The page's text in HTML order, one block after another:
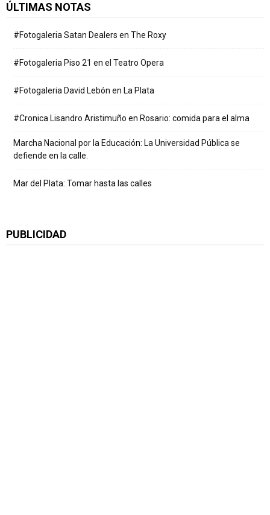
ÚLTIMAS NOTAS
#Fotogaleria Satan Dealers en The Roxy
#Fotogaleria Piso 21 en el Teatro Opera
#Fotogaleria David Lebón en La Plata
#Cronica Lisandro Aristimuño en Rosario: comida para el alma
Marcha Nacional por la Educación: La Universidad Pública se
defiende en la calle.
Mar del Plata: Tomar hasta las calles
PUBLICIDAD